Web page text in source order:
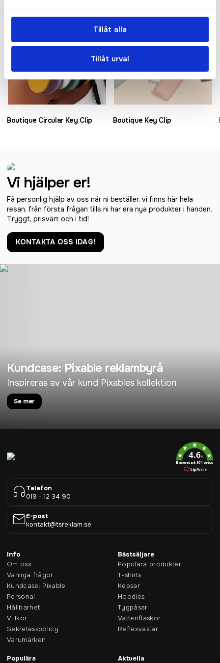
Tillåt alla
Tillåt urval
Boutique Circular Key Clip Boutique Key Clip
Vi hjälper er!
Få personlig hjälp av oss när ni beställer, vi finns här hela
resan, från första frågan tills ni har era nya produkter i handen.
Tryggt, prisvärt och i tid!
KONTAKTA OSS IDAG!
Kundcase: Pixable reklambyrå
Inspireras av vår kund Pixables kollektion
Se mer
4.6/5
Baserat på 954 betyg
Telefon
019 - 12 34 90
E-post
kontakt@tsreklam.se
Info
Om oss
Vanliga frågor
Kundcase: Pixable
Personal
Hållbarhet
Villkor
Sekretesspolicy
Varumärken
Bästsäljare
Populära produkter
T-shirts
Kepsar
Hoodies
Tygpåsar
Vattenflaskor
Reflexvästar
Populära Aktuella